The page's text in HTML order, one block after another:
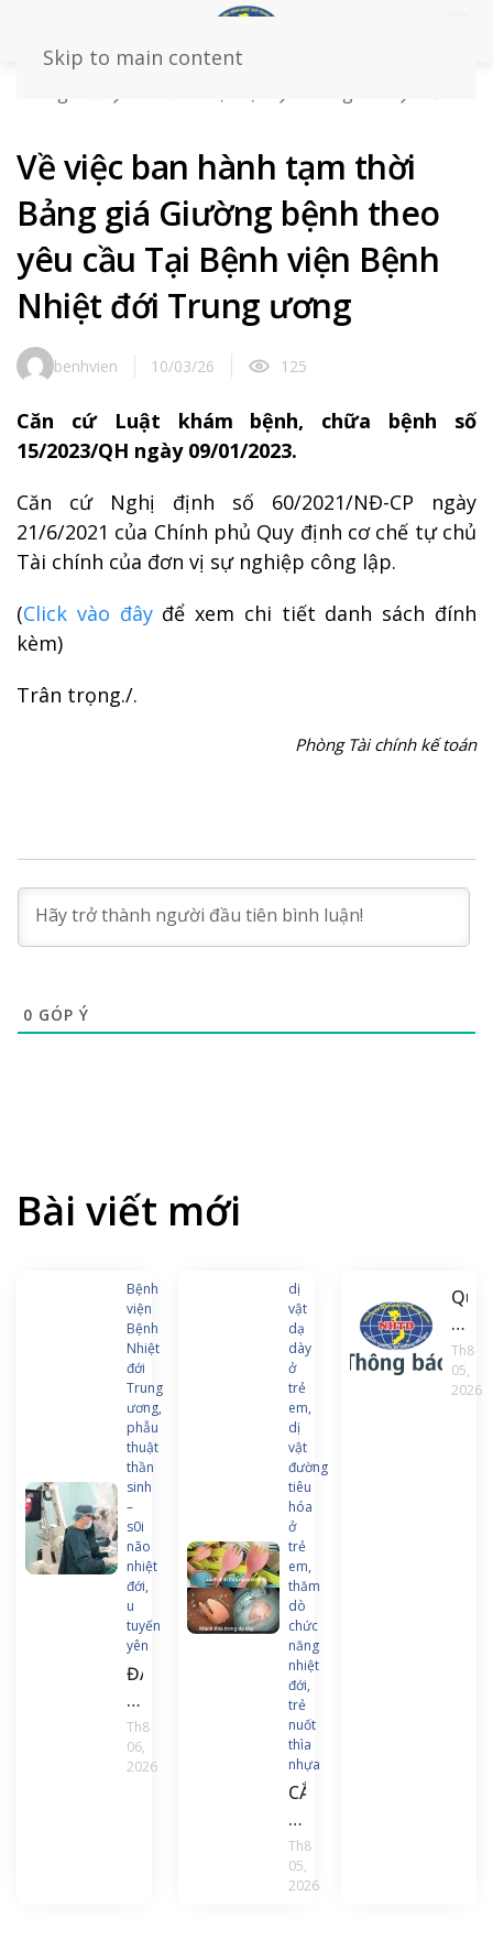
Skip to main content
Tại Bệnh viện Bệnh Nhiệt đới Trung ương
Về việc ban hành tạm thời
Bảng giá Giường bệnh theo
yêu cầu Tại Bệnh viện Bệnh
Nhiệt đới Trung ương
benhvien 10/03/26 125
Căn cứ Luật khám bệnh, chữa bệnh số
15/2023/QH ngày 09/01/2023.
Căn cứ Nghị định số 60/2021/NĐ-CP ngày
21/6/2021 của Chính phủ Quy định cơ chế tự chủ
Tài chính của đơn vị sự nghiệp công lập.
(Click vào đâyđể xem chi tiết danh sách đính
kèm)
Trân trọng./.
Phòng Tài chính kế toán
0 GÓP Ý
Bài viết mới
Bệnh
viện
Bệnh
Nhiệt
đới
Trung
ương,
phẫu
thuật
thần
sinh
–
s0i
não
nhiệt
đới,
u
tuyến
yên
ĐAU
ĐẦU
KÉO
DÀI,
NGƯỜI
Th8
06,
2026
dị
vật
dạ
dày
ở
trẻ
em,
dị
vật
đường
tiêu
hóa
ở
trẻ
em,
thăm
dò
chức
năng
nhiệt
đới,
trẻ
nuốt
thìa
nhựa
CẮN
GÃY
THÌA
NHỰA
KHI
Th8
05,
2026
định
về
việc
ban
Th8
05,
2026